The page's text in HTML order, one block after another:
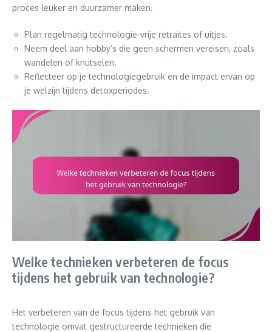
proces leuker en duurzamer maken.
Plan regelmatig technologie-vrije retraites of uitjes.
Neem deel aan hobby’s die geen schermen vereisen, zoals
wandelen of knutselen.
Reflecteer op je technologiegebruik en de impact ervan op
je welzijn tijdens detoxperiodes.
Welke technieken verbeteren de focus
tijdens het gebruik van technologie?
Het verbeteren van de focus tijdens het gebruik van
technologie omvat gestructureerde technieken die